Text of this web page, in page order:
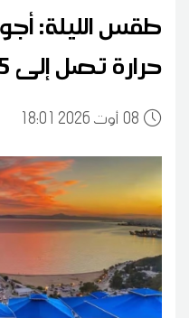
طقس الليلة:
حرارة تصل إلى 35 درجة
0818:01 2026 أوت